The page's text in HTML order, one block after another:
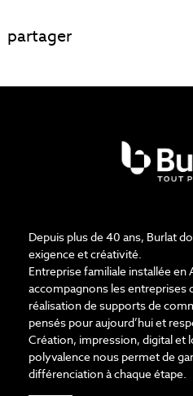
partager
Depuis plus de 40 ans, Burlat
exigence et créativité.
Entreprise familiale installée en
accompagnons les entreprises
réalisation de supports de
pensés pour aujourd’hui et
Création, impression, digital et
polyvalence nous permet de
différenciation à chaque étape.